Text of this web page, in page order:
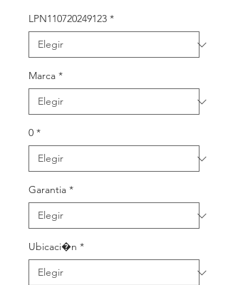
LPN110720249123 *
Marca *
0 *
Garantia *
Ubicaci�n *